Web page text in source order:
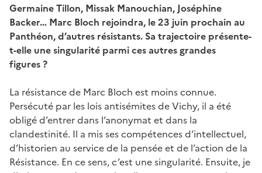
Germaine Tillon, Missak Manouchian, Joséphine
Backer… Marc Bloch rejoindra, le 23 juin prochain au
Panthéon, d’autres résistants. Sa trajectoire présente-
t-elle une singularité parmi ces autres grandes
figures ?
La résistance de Marc Bloch est moins connue.
Persécuté par les lois antisémites de Vichy, il a été
obligé d’entrer dans l’anonymat et dans la
clandestinité. Il a mis ses compétences d’intellectuel,
d’historien au service de la pensée et de l’action de la
Résistance. En ce sens, c’est une singularité. Ensuite, je